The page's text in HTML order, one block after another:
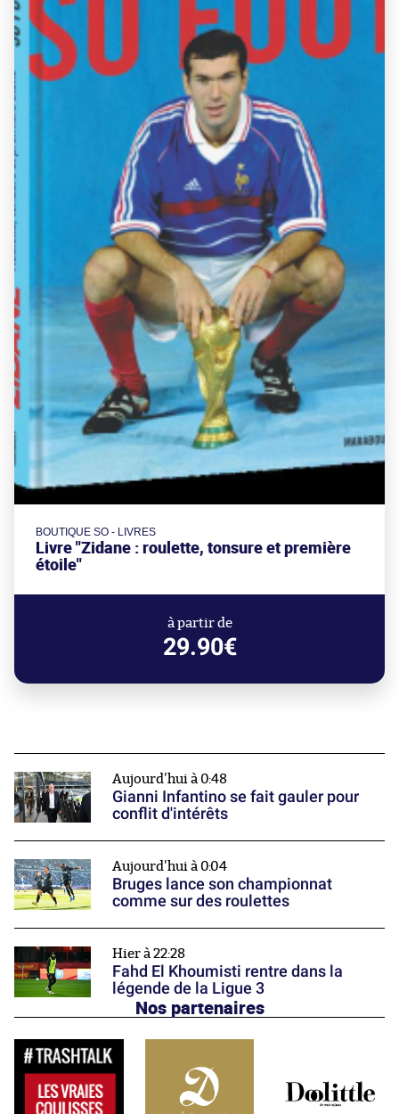
BOUTIQUE SO - LIVRES
Livre "Zidane : roulette, tonsure et première
étoile"
à partir de
29.90€
Aujourd'hui à 0:48
Gianni Infantino se fait gauler pour
conflit d'intérêts
Aujourd'hui à 0:04
Bruges lance son championnat
comme sur des roulettes
Hier à 22:28
Fahd El Khoumisti rentre dans la
légende de la Ligue 3
Nos partenaires